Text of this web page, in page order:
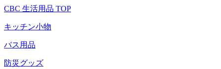
CBC 生活用品 TOP
キッチン小物
バス用品
防災グッズ